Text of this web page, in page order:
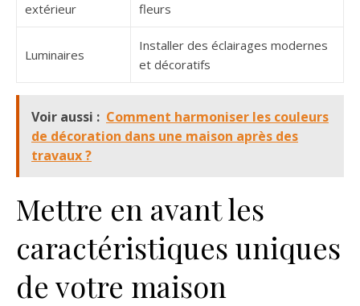
extérieur
fleurs
Luminaires
Installer des éclairages modernes
et décoratifs
Voir aussi : Comment harmoniser les couleurs
de décoration dans une maison après des
travaux ?
Mettre en avant les
caractéristiques uniques
de votre maison